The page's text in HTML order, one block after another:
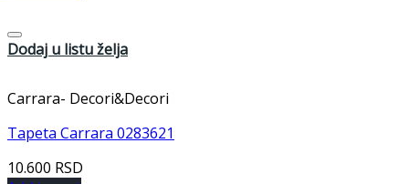
Dodaj u listu želja
Carrara- Decori&Decori
Tapeta Carrara 0283621
10.600 RSD